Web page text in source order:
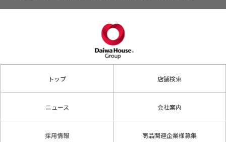
トップ 店舗検索
ニュース 会社案内
採用情報 商品関連企業様募集